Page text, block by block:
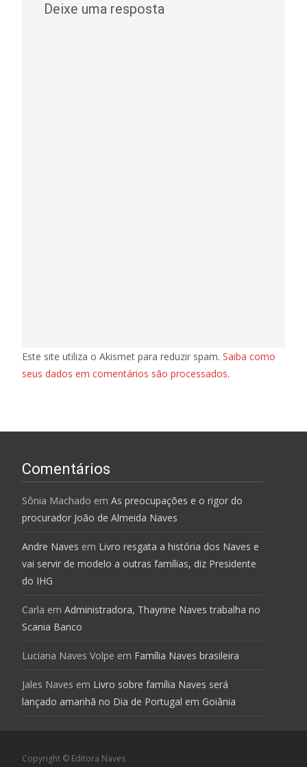
Deixe uma resposta
Este site utiliza o Akismet para reduzir spam. Saiba como
seus dados em comentários são processados.
Comentários
Sônia Machado em As preocupações e o rigor do
procurador João de Almeida Naves
Andre Naves em Livro resgata a história dos Naves e
vai servir de modelo a outras famílias, diz Presidente
do IHG
Carla em Administradora, Thayrine Naves trabalha no
Scania Banco
Luciana Naves Volpe em Família Naves brasileira
Jales Naves em Livro sobre família Naves será
lançado amanhã no Dia de Portugal em Goiânia
Copyright © Editora Naves